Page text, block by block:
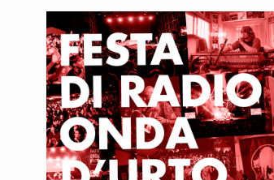
ගිල්වා මරා දමා…
කිරීම සඳහා සකස් කර ඇති විසිදෙවන…
දෙසැම්බර්…
ඒ…